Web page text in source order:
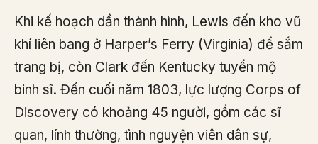
Khi kế hoạch dần thành hình, Lewis đến kho vũ
khí liên bang ở Harper’s Ferry (Virginia) để sắm
trang bị, còn Clark đến Kentucky tuyển mộ
binh sĩ. Đến cuối năm 1803, lực lượng Corps of
Discovery có khoảng 45 người, gồm các sĩ
quan, lính thường, tình nguyện viên dân sự,